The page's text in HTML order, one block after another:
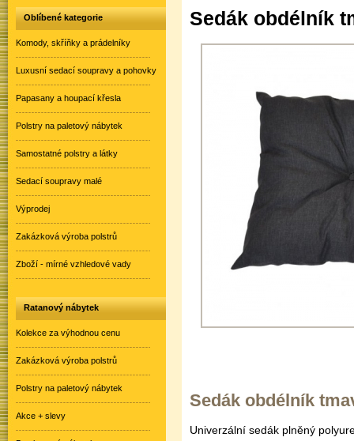
Sedák obdélník
Sedák obdélník
Univerzální sedák plněný
Oblíbené kategorie
Komody, skříňky a prádelníky
Luxusní sedací soupravy a pohovky
Papasany a houpací křesla
Polstry na paletový nábytek
Samostatné polstry a látky
Sedací soupravy malé
Výprodej
Zakázková výroba polstrů
Zboží - mírné vzhledové vady
Ratanový nábytek
Kolekce za výhodnou cenu
Zakázková výroba polstrů
Polstry na paletový nábytek
Akce + slevy